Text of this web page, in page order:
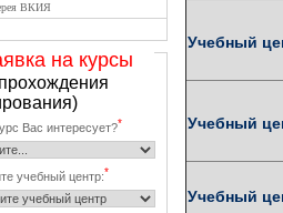
ВКИЯ
на курсы
Вас интересует?*
учебный центр:*
Учебный
Учебный
Учебный